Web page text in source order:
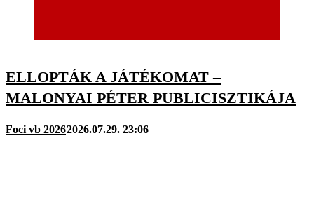
ELLOPTÁK A JÁTÉKOMAT –
MALONYAI PÉTER PUBLICISZTIKÁJA
Foci vb 20262026.07.29. 23:06